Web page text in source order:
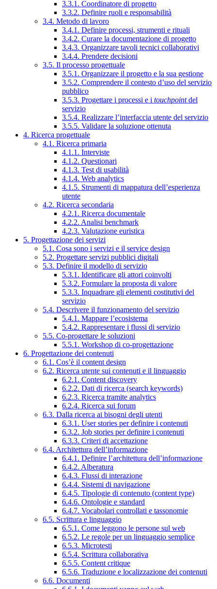
3.3.1. Coordinatore di progetto
3.3.2. Definire ruoli e responsabilità
3.4. Metodo di lavoro
3.4.1. Definire processi, strumenti e rituali
3.4.2. Curare la documentazione di progetto
3.4.3. Organizzare tavoli tecnici collaborativi
3.4.4. Prendere decisioni
3.5. Il processo progettuale
3.5.1. Organizzare il progetto e la sua gestione
3.5.2. Comprendere il contesto d’uso del servizio
pubblico
3.5.3. Progettare i processi e i touchpointdel
servizio
3.5.4. Realizzare l’interfaccia utente del servizio
3.5.5. Validare la soluzione ottenuta
4. Ricerca progettuale
4.1. Ricerca primaria
4.1.1. Interviste
4.1.2. Questionari
4.1.3. Test di usabilità
4.1.4. Web analytics
4.1.5. Strumenti di mappatura dell’esperienza
utente
4.2. Ricerca secondaria
4.2.1. Ricerca documentale
4.2.2. Analisi benchmark
4.2.3. Valutazione euristica
5. Progettazione dei servizi
5.1. Cosa sono i servizi e il service design
5.2. Progettare servizi pubblici digitali
5.3. Definire il modello di servizio
5.3.1. Identificare gli attori coinvolti
5.3.2. Formulare la proposta di valore
5.3.3. Inquadrare gli elementi costitutivi del
servizio
5.4. Descrivere il funzionamento del servizio
5.4.1. Mappare l’ecosistema
5.4.2. Rappresentare i flussi di servizio
5.5. Co-progettare le soluzioni
5.5.1. Workshop di co-progettazione
6. Progettazione dei contenuti
6.1. Cos’è il content design
6.2. Ricerca utente sui contenuti e il linguaggio
6.2.1. Content discovery
6.2.2. Dati di ricerca (search keywords)
6.2.3. Ricerca tramite analytics
6.2.4. Ricerca sui forum
6.3. Dalla ricerca ai bisogni degli utenti
6.3.1. User stories per definire i contenuti
6.3.2. Job stories per definire i contenuti
6.3.3. Criteri di accettazione
6.4. Architettura dell’informazione
6.4.1. Definire l’architettura dell’informazione
6.4.2. Alberatura
6.4.3. Flussi di interazione
6.4.4. Sistemi di navigazione
6.4.5. Tipologie di contenuto (content type)
6.4.6. Ontologie e standard
6.4.7. Vocabolari controllati e tassonomie
6.5. Scrittura e linguaggio
6.5.1. Come leggono le persone sul web
6.5.2. Le regole per un linguaggio semplice
6.5.3. Microtesti
6.5.4. Scrittura collaborativa
6.5.5. Content critique
6.5.6. Traduzione e localizzazione dei contenuti
6.6. Documenti